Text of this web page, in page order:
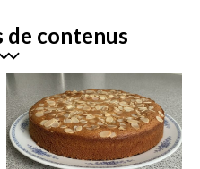
de contenus